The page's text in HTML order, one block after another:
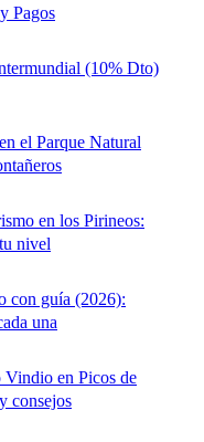
Pagos
(10% Dto)
el Parque Natural
en los Pirineos:
nivel
con guía (2026):
una
en Picos de
consejos